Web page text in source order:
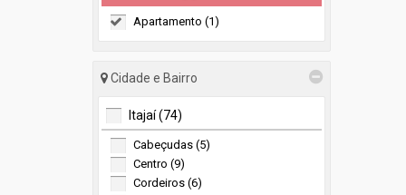
Apartamento (1)
Cidade e Bairro
Itajaí (74)
Cabeçudas (5)
Centro (9)
Cordeiros (6)